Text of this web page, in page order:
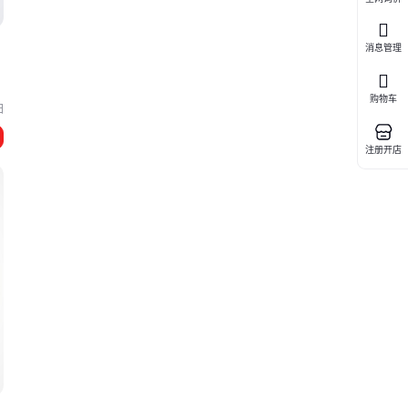
消息管理
购物车
注册开店